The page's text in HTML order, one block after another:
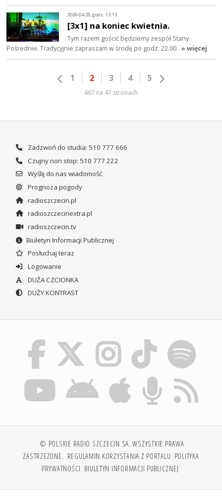
2026-04-28, godz. 13:13
[3x1] na koniec kwietnia.
Tym razem gościć będziemy zespół Stany
Pośrednie. Tradycyjnie zapraszam w środę po godz. 22.00. » więcej
1 2 3 4 5
467 na 47 stronach
Zadzwoń do studia: 510 777 666
Czujny non stop: 510 777 222
Wyślij do nas wiadomość
Prognoza pogody
radioszczecin.pl
radioszczecinextra.pl
radioszczecin.tv
Biuletyn Informacji Publicznej
Posłuchaj teraz
Logowanie
DUŻA CZCIONKA
DUŻY KONTRAST
© POLSKIE RADIO SZCZECIN SA. WSZYSTKIE PRAWA
ZASTRZEŻONE. REGULAMIN KORZYSTANIA Z PORTALU POLITYKA
PRYWATNOŚCI BIULETYN INFORMACJI PUBLICZNEJ